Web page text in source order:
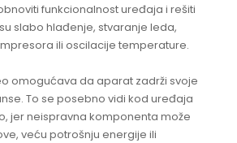
funkcionalnost uređaja i rešiti
slabo hlađenje, stvaranje leda,
ili oscilacije temperature.
omogućava da aparat zadrži svoje
To se posebno vidi kod uređaja
jer neispravna komponenta može
veću potrošnju energije ili